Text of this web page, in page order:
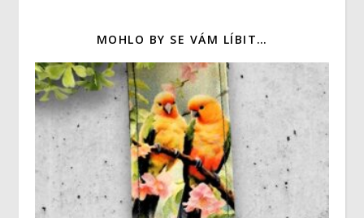
MOHLO BY SE VÁM LÍBIT…